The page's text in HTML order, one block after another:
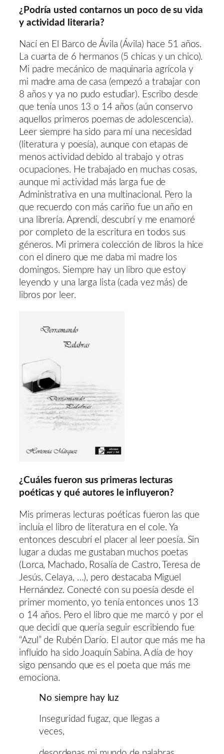
¿Podría usted contarnos un poco de su vida
y actividad literaria?
Nací en El Barco de Ávila (Ávila) hace 51 años.
La cuarta de 6 hermanos (5 chicas y un chico).
Mi padre mecánico de maquinaria agrícola y
mi madre ama de casa (empezó a trabajar con
8 años y ya no pudo estudiar). Escribo desde
que tenía unos 13 o 14 años (aún conservo
aquellos primeros poemas de adolescencia).
Leer siempre ha sido para mí una necesidad
(literatura y poesía), aunque con etapas de
menos actividad debido al trabajo y otras
ocupaciones. He trabajado en muchas cosas,
aunque mi actividad más larga fue de
Administrativa en una multinacional. Pero la
que recuerdo con más cariño fue un año en
una librería. Aprendí, descubrí y me enamoré
por completo de la escritura en todos sus
géneros. Mi primera colección de libros la hice
con el dinero que me daba mi madre los
domingos. Siempre hay un libro que estoy
leyendo y una larga lista (cada vez más) de
libros por leer.
¿Cuáles fueron sus primeras lecturas
poéticas y qué autores le influyeron?
Mis primeras lecturas poéticas fueron las que
incluía el libro de literatura en el cole. Ya
entonces descubrí el placer al leer poesía. Sin
lugar a dudas me gustaban muchos poetas
(Lorca, Machado, Rosalía de Castro, Teresa de
Jesús, Celaya, …), pero destacaba Miguel
Hernández. Conecté con su poesía desde el
primer momento, yo tenía entonces unos 13
o 14 años. Pero el libro que me marcó y por el
que decidí que quería seguir escribiendo fue
“Azul” de Rubén Darío. El autor que más me ha
influido ha sido Joaquín Sabina. A día de hoy
sigo pensando que es el poeta que más me
emociona.
No siempre hay luz
Inseguridad fugaz, que llegas a
veces,